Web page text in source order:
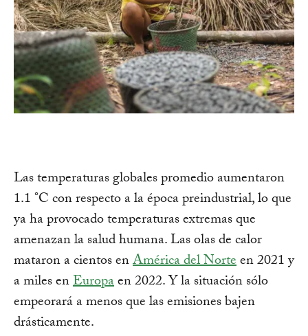
Las temperaturas globales promedio aumentaron
1.1 °C con respecto a la época preindustrial, lo que
ya ha provocado temperaturas extremas que
amenazan la salud humana. Las olas de calor
mataron a cientos enAmérica del Norteen 2021 y
a miles enEuropaen 2022. Y la situación sólo
empeorará a menos que las emisiones bajen
drásticamente.